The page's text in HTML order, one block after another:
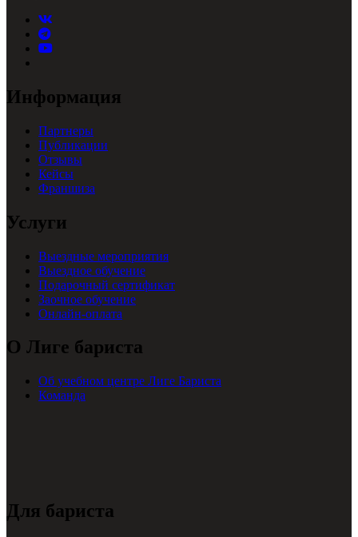
Информация
Партнеры
Публикации
Отзывы
Кейсы
Франшиза
Услуги
Выездные мероприятия
Выездное обучение
Подарочный сертификат
Заочное обучение
Онлайн-оплата
О Лиге бариста
Об учебном центре Лиге Бариста
Команда
Для бариста